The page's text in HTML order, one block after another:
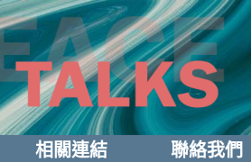
相關連結 聯絡我們